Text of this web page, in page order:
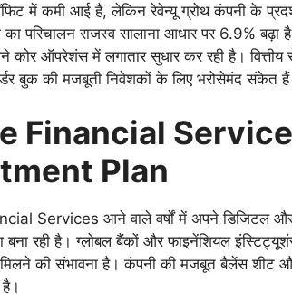
में कमी आई है, लेकिन रेवेन्यू ग्रोथ कंपनी के
का परिचालन राजस्व सालाना आधार पर 6.9%
ऑपरेशंस में लगातार सुधार कर रही है। वित्तीय
बुक की मजबूती निवेशकों के लिए भरोसेमंद संकेत
Financial
Plan
Services आने वाले वर्षों में अपने डिजिटल और
बना रही है। ग्लोबल बैंकों और फाइनेंशियल
की संभावना है। कंपनी की मजबूत बैलेंस शीट